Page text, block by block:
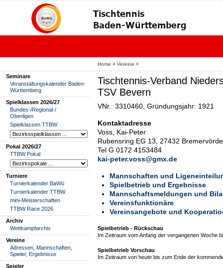
Home > Vereine >
Seminare
Veranstaltungskalender Baden-
Württemberg
Spielklassen 2026/27
Bundes-/Regional-/
Oberligen
Spielklassen TTBW
Pokal 2026/27
TTBW Pokal
Turniere
Turnierkalender BaWü
Turnierkalender TTBW
mini-Meisterschaften
TTBW Race 2026
Archiv
Wettkampfarchiv
Vereine
Adressen, Mannschaften,
Spieler, Ergebnisse
Spieler
Tischtennis-Verband
TSV Bevern
VNr.: 3310460, Gründungsjahr: 1921
Kontaktadresse
Voss, Kai-Peter
Rubensring EG 13, 27432
Tel G 0172 4153484
kai-peter.voss@gmx.de
Mannschaften und
Spielbetrieb und Ergebnisse
Mannschaftsmeldungen und
Vereinsfunktionäre
Vereinsangebote und
Spielbetrieb - Rückschau
Im Zeitraum vom Anfang der vergangenen Woche
Spielbetrieb Vorschau
Im Zeitraum von heute bis zum Ende der